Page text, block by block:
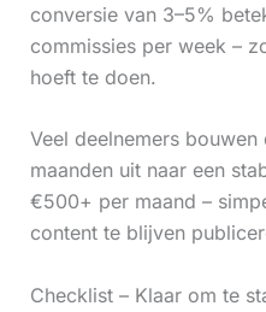
conversie van 3–5%
commissies per week –
hoeft te doen.
Veel deelnemers
maanden uit naar een
€500+ per maand –
content te blijven
Checklist – Klaar om te